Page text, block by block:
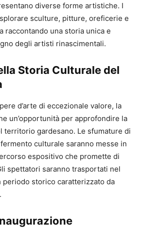
diverse forme artistiche. I
sculture, pitture, oreficerie e
raccontando una storia unica e
degli artisti rinascimentali.
Storia Culturale del
d’arte di eccezionale valore, la
un’opportunità per approfondire la
territorio gardesano. Le sfumature di
culturale saranno messe in
espositivo che promette di
spettatori saranno trasportati nel
periodo storico caratterizzato da